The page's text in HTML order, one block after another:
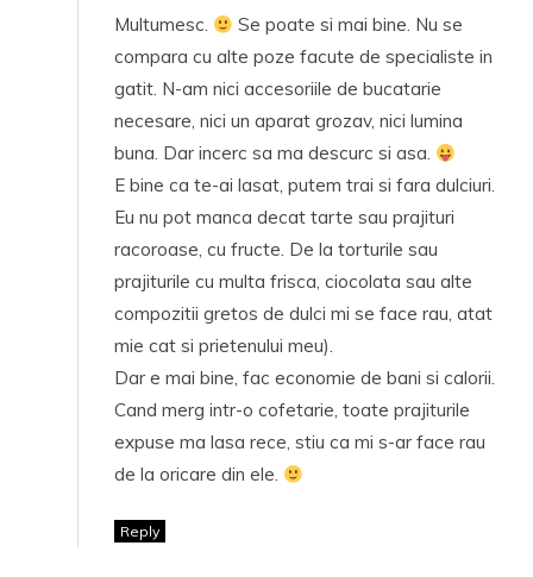
Multumesc.
Se poate si mai bine. Nu se
compara cu alte poze facute de specialiste in
gatit. N-am nici accesoriile de bucatarie
necesare, nici un aparat grozav, nici lumina
buna. Dar incerc sa ma descurc si asa.
E bine ca te-ai lasat, putem trai si fara dulciuri.
Eu nu pot manca decat tarte sau prajituri
racoroase, cu fructe. De la torturile sau
prajiturile cu multa frisca, ciocolata sau alte
compozitii gretos de dulci mi se face rau, atat
mie cat si prietenului meu).
Dar e mai bine, fac economie de bani si calorii.
Cand merg intr-o cofetarie, toate prajiturile
expuse ma lasa rece, stiu ca mi s-ar face rau
de la oricare din ele.
Reply